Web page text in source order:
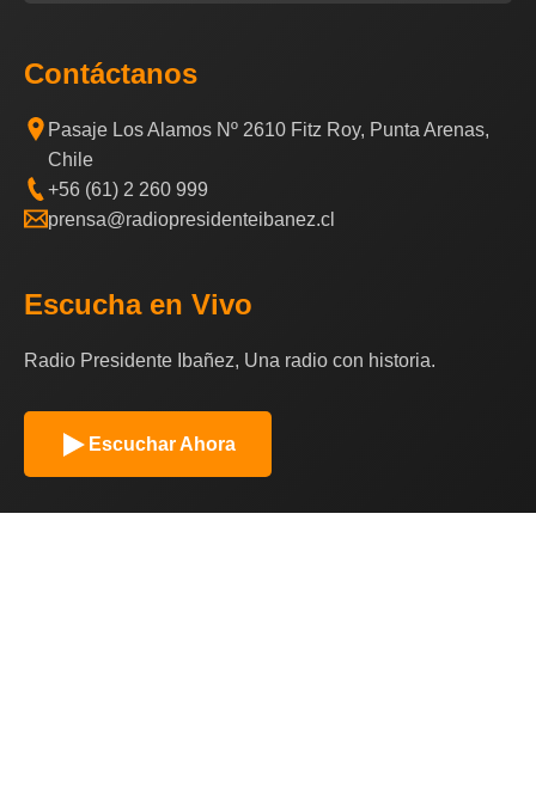
Contáctanos
Pasaje Los Alamos Nº 2610 Fitz Roy, Punta Arenas,
Chile
+56 (61) 2 260 999
prensa@radiopresidenteibanez.cl
Escucha en Vivo
Radio Presidente Ibañez, Una radio con historia.
Escuchar Ahora